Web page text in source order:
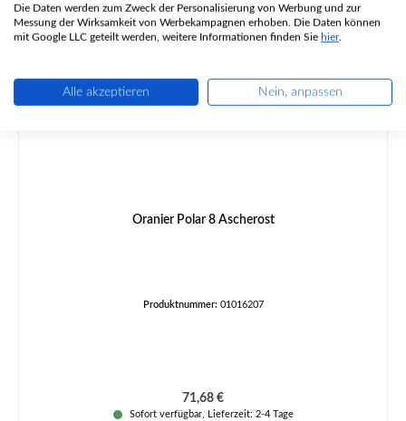
Oranier Polar 8 Ascherost
Produktnummer: 01016207
Regulärer Preis:
71,68 €
Sofort verfügbar, Lieferzeit: 2-4 Tage
Die Daten werden zum Zweck der Personalisierung von Werbung und zur
Messung der Wirksamkeit von Werbekampagnen erhoben. Die Daten können
mit Google LLC geteilt werden, weitere Informationen finden Sie hier.
Alle akzeptieren Nein, anpassen